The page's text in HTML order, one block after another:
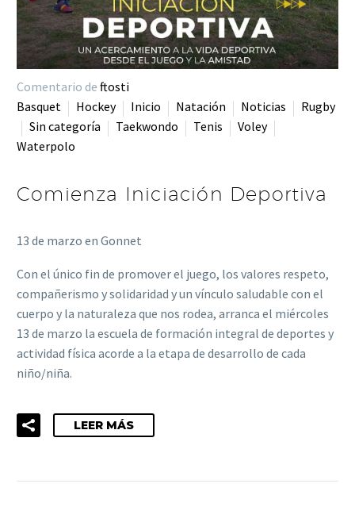
Comentario de ftosti
Basquet
Hockey Inicio Natación Noticias
Rugby
Sin categoría
Taekwondo Tenis
Voley
Waterpolo
Comienza Iniciación Deportiva
13 de marzo en Gonnet
Con el único fin de promover el juego, los valores respeto,
compañerismo y solidaridad y un vínculo saludable con el
cuerpo y la naturaleza que nos rodea, arranca el miércoles
13 de marzo la escuela de formación integral de deportes y
actividad física acorde a la etapa de desarrollo de cada
niño/niña.
LEER MÁS